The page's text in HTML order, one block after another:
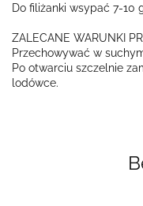
Do filiżanki wsypać 7-10
ZALECANE WARUNKI
Przechowywać w
Po otwarciu szczelnie
lodówce.